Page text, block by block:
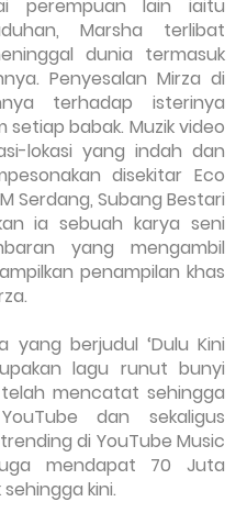
perempuan lain iaitu
Marsha terlibat
dunia termasuk
Penyesalan Mirza di
terhadap isterinya
babak. Muzik video
lokasi yang indah dan
disekitar Eco
Serdang, Subang Bestari
ia sebuah karya seni
yang mengambil
penampilan khas
yang berjudul ‘Dulu Kini
lagu runut bunyi
telah mencatat sehingga
dan sekaligus
di YouTube Music
mendapat 70 Juta
kini.